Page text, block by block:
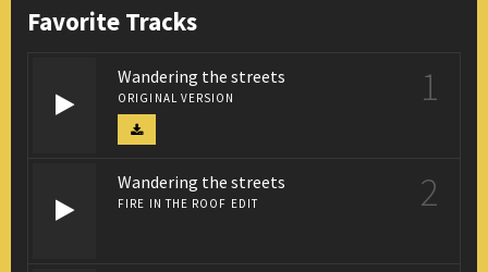
Favorite Tracks
Wandering the streets
ORIGINAL VERSION 1
Wandering the streets
FIRE IN THE ROOF EDIT 2